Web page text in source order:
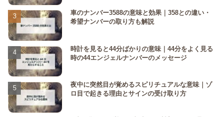
車のナンバー3588の意味と効果｜358との違い・
希望ナンバーの取り方も解説
時計を見ると44分ばかりの意味｜44分をよく見る
時の44エンジェルナンバーのメッセージ
夜中に突然目が覚めるスピリチュアルな意味｜ゾ
ロ目で起きる理由とサインの受け取り方